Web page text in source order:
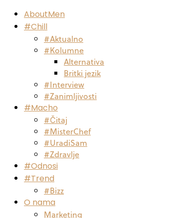
AboutMen
#Chill
#Aktualno
#Kolumne
Alternativa
Britki jezik
#Interview
#Zanimljivosti
#Macho
#Čitaj
#MisterChef
#UradiSam
#Zdravlje
#Odnosi
#Trend
#Bizz
O nama
Marketing